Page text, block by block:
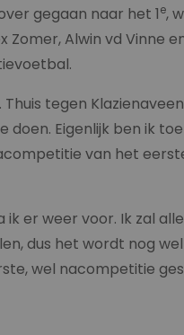
gegaan naar het 1e,
Alwin vd Vinne
tegen
Eigenlijk ben ik
van het
er weer voor. Ik zal
dus het wordt nog
wel nacompetitie